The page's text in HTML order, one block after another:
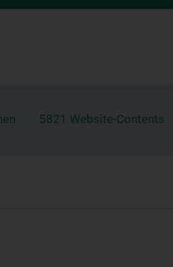
5821 Website-Contents